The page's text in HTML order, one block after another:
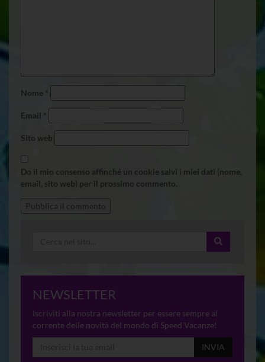
Nome *
Email *
Sito web
Do il mio consenso affinché un cookie salvi i miei dati (nome,
email, sito web) per il prossimo commento.
NEWSLETTER
Iscriviti alla nostra newsletter per essere sempre al
corrente delle novità del mondo di Speed Vacanze!
INVIA